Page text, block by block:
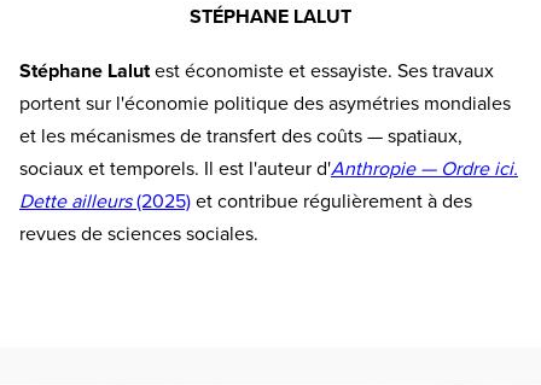
STÉPHANE LALUT
Stéphane Lalutest économiste et essayiste. Ses travaux
portent sur l'économie politique des asymétries mondiales
et les mécanismes de transfert des coûts — spatiaux,
sociaux et temporels. Il est l'auteur d'Anthropie — Ordre ici.
Dette ailleurs(2025) et contribue régulièrement à des
revues de sciences sociales.